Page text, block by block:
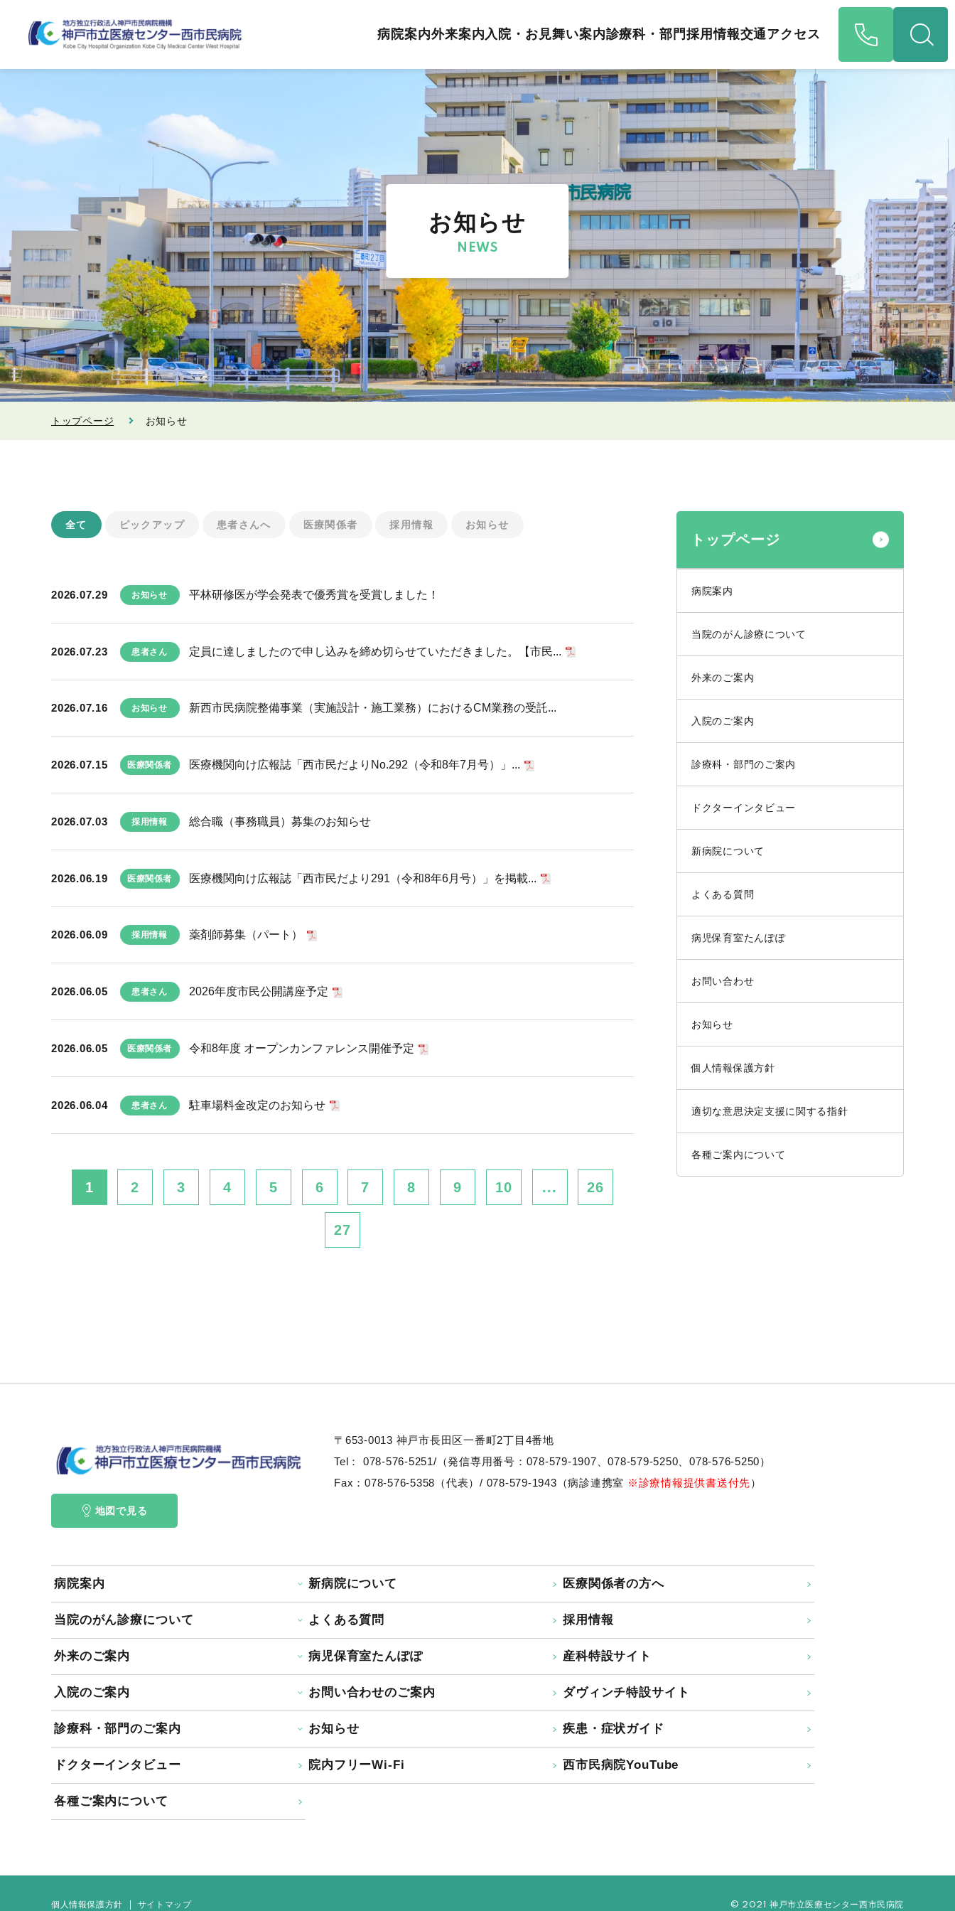
病院案内外来案内入院・お見舞い案内診療科・部門 採用情報交通アクセス
お知らせ
NEWS
トップページ お知らせ
全て ピックアップ 患者さんへ 医療関係者 採用情報 お知らせ
2026.07.29 お知らせ 平林研修医が学会発表で優秀賞を受賞しました！
2026.07.23 患者さん 定員に達しましたので申し込みを締め切らせていただきました。【市民...
2026.07.16 お知らせ 新西市民病院整備事業（実施設計・施工業務）におけるCM業務の受託...
2026.07.15 医療関係者 医療機関向け広報誌「西市民だよりNo.292（令和8年7月号）」...
2026.07.03 採用情報 総合職（事務職員）募集のお知らせ
2026.06.19 医療関係者 医療機関向け広報誌「西市民だより291（令和8年6月号）」を掲載...
2026.06.09 採用情報 薬剤師募集（パート）
2026.06.05 患者さん 2026年度市民公開講座予定
2026.06.05 医療関係者 令和8年度 オープンカンファレンス開催予定
2026.06.04 患者さん 駐車場料金改定のお知らせ
1 2 3 4 5 6 7 8 9 10 ... 26
27
トップページ
病院案内
当院のがん診療について
外来のご案内
入院のご案内
診療科・部門のご案内
ドクターインタビュー
新病院について
よくある質問
病児保育室たんぽぽ
お問い合わせ
お知らせ
個人情報保護方針
適切な意思決定支援に関する指針
各種ご案内について
〒653-0013 神戸市長田区一番町2丁目4番地
Tel：
078-576-5251/（発信専用番号：078-579-1907、078-579-5250、 078-576-5250）
Fax：078-576-5358（代表）/ 078-579-1943（病診連携室 ※診療情報提供書送付先）
地図で見る
病院案内
当院のがん診療について
外来のご案内
入院のご案内
診療科・部門のご案内
ドクターインタビュー
各種ご案内について
新病院について
よくある質問
病児保育室たんぽぽ
お問い合わせのご案内
お知らせ
院内フリーWi-Fi
医療関係者の方へ
採用情報
産科特設サイト
ダヴィンチ特設サイト
疾患・症状ガイド
西市民病院YouTube
個人情報保護方針 サイトマップ © 2021 神戸市立医療センター西市民病院